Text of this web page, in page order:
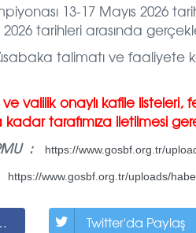
13-17 Mayıs 2026
tarihleri arasında
talimatı ve faaliyete
ve valilik onaylı kafile
kadartarafımıza iletilmesi
:
https://www.gosbf.org.tr/
https://www.gosbf.org.tr/uploads/
Twitter'da Paylaş